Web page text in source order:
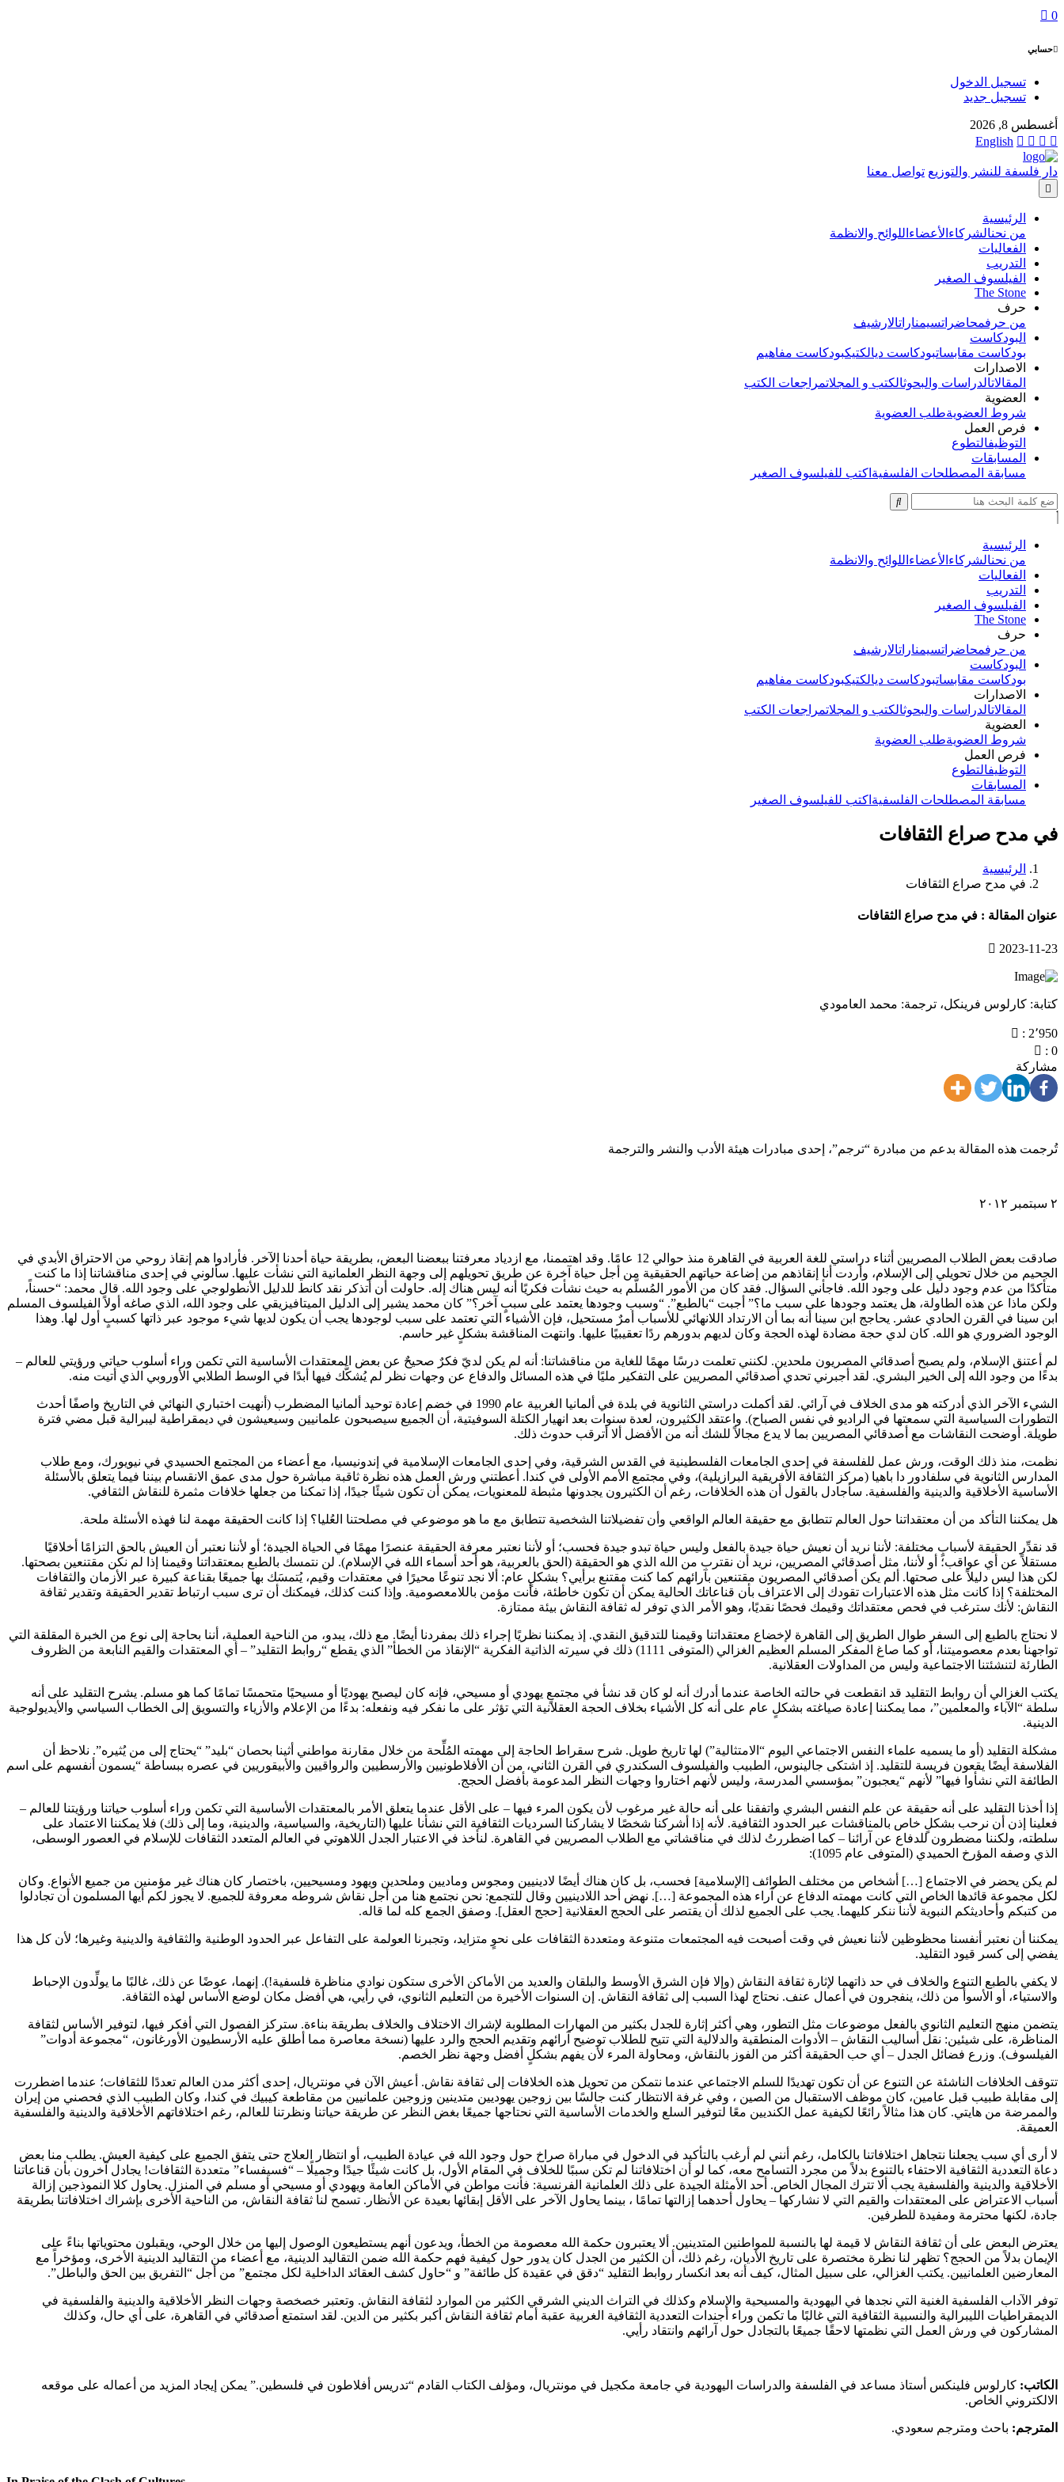
0
حسابي
تسجيل الدخول
تسجيل جديد
أغسطس 8, 2026
English
دار فلسفة للنشر والتوزيع تواصل معنا
الرئيسية
من نحنالشركاء الأعضاء اللوائح والانظمة
الفعاليات
التدريب
الفيلسوف الصغير
The Stone
حرف
من حرفمحاضراتسيمناراتالارشيف
البودكاست
بودكاست مقابساتبودكاست ديالكتيكبودكاست مفاهيم
الاصدارات
المقالاتالدراسات والبحوثالكتب و المجلاتمراجعات الكتب
العضوية
شروط العضويةطلب العضوية
فرص العمل
التوظيفالتطوع
المسابقات
مسابقة المصطلحات الفلسفية اكتب للفيلسوف الصغير
الرئيسية
من نحنالشركاء الأعضاء اللوائح والانظمة
الفعاليات
التدريب
الفيلسوف الصغير
The Stone
حرف
من حرفمحاضراتسيمناراتالارشيف
البودكاست
بودكاست مقابساتبودكاست ديالكتيكبودكاست مفاهيم
الاصدارات
المقالاتالدراسات والبحوثالكتب و المجلاتمراجعات الكتب
العضوية
شروط العضويةطلب العضوية
فرص العمل
التوظيفالتطوع
المسابقات
مسابقة المصطلحات الفلسفية اكتب للفيلسوف الصغير
في مدح صراع الثقافات
الرئيسية
في مدح صراع الثقافات
عنوان المقالة : في مدح صراع الثقافات
2023-11-23
كتابة: كارلوس فرينكل، ترجمة: محمد العامودي
: 2٬950
: 0
مشاركة
تُرجمت هذه المقالة بدعم من مبادرة “ترجم”، إحدى مبادرات هيئة الأدب والنشر والترجمة
٢ سبتمبر ٢٠١٢
صادقت بعض الطلاب المصريين أثناء دراستي للغة العربية في القاهرة منذ حوالي 12 عامًا. وقد اهتممنا، مع ازدياد معرفتنا ببعضنا البعض، بطريقة حياة أحدنا الآخر. فأرادوا هم إنقاذ روحي من الاحتراق الأبدي في
الجحيم من خلال تحويلي إلى الإسلام، وأردت أنا إنقاذهم من إضاعة حياتهم الحقيقية من أجل حياة آخرة عن طريق تحويلهم إلى وجهة النظر العلمانية التي نشأت عليها. سألوني في إحدى مناقشاتنا إذا ما كنت
متأكدًا من عدم وجود دليل على وجود الله. فاجأني السؤال. فقد كان من الأمور المُسلَّم به حيث نشأت فكريًا أنه ليس هناك إله. حاولت أن أتذكر نقد كانط للدليل الأنطولوجي على وجود الله. قال محمد: “حسناً،
ولكن ماذا عن هذه الطاولة، هل يعتمد وجودها على سبب ما؟” أجبت “بالطبع”. “وسبب وجودها يعتمد على سببٍ آخر؟” كان محمد يشير إلى الدليل الميتافيزيقي على وجود الله، الذي صاغه أولاً الفيلسوف المسلم
ابن سينا في القرن الحادي عشر. يحاجج ابن سينا أنه بما أن الارتداد اللانهائي للأسباب أمرٌ مستحيل، فإن الأشياء التي تعتمد على سبب لوجودها يجب أن يكون لديها شيء موجود عبر ذاتها كسببٍ أول لها. وهذا
الوجود الضروري هو الله. كان لدي حجة مضادة لهذه الحجة وكان لديهم بدورهم ردًا تعقيبيًا عليها. وانتهت المناقشة بشكلٍ غير حاسم.
لم أعتنق الإسلام، ولم يصبح أصدقائي المصريون ملحدين. لكنني تعلمت درسًا مهمًا للغاية من مناقشاتنا: أنه لم يكن لديّ فكرٌ صحيحٌ عن بعض المعتقدات الأساسية التي تكمن وراء أسلوب حياتي ورؤيتي للعالم –
بدءًا من وجود الله إلى الخير البشري. لقد أجبرني تحدي أصدقائي المصريين على التفكير مليًا في هذه المسائل والدفاع عن وجهات نظر لم يُشكَّك فيها أبدًا في الوسط الطلابي الأوروبي الذي أتيت منه.
الشيء الآخر الذي أدركته هو مدى الخلاف في آرائي. لقد أكملت دراستي الثانوية في بلدة في ألمانيا الغربية عام 1990 في خضم إعادة توحيد ألمانيا المضطرب (أنهيت اختباري النهائي في التاريخ واصفًا أحدث
التطورات السياسية التي سمعتها في الراديو في نفس الصباح). واعتقد الكثيرون، لعدة سنوات بعد انهيار الكتلة السوفيتية، أن الجميع سيصبحون علمانيين وسيعيشون في ديمقراطية ليبرالية قبل مضي فترة
طويلة. أوضحت النقاشات مع أصدقائي المصريين بما لا يدع مجالاً للشك أنه من الأفضل ألا أترقب حدوث ذلك.
نظمت، منذ ذلك الوقت، ورش عمل للفلسفة في إحدى الجامعات الفلسطينية في القدس الشرقية، وفي إحدى الجامعات الإسلامية في إندونيسيا، مع أعضاء من المجتمع الحسيدي في نيويورك، ومع طلاب
المدارس الثانوية في سلفادور دا باهيا (مركز الثقافة الأفريقية البرازيلية)، وفي مجتمع الأمم الأولى في كندا. أعطتني ورش العمل هذه نظرة ثاقبة مباشرة حول مدى عمق الانقسام بيننا فيما يتعلق بالأسئلة
الأساسية الأخلاقية والدينية والفلسفية. سأجادل بالقول أن هذه الخلافات، رغم أن الكثيرون يجدونها مثبطة للمعنويات، يمكن أن تكون شيئًا جيدًا، إذا تمكنا من جعلها خلافات مثمرة للنقاش الثقافي.
هل يمكننا التأكد من أن معتقداتنا حول العالم تتطابق مع حقيقة العالم الواقعي وأن تفضيلاتنا الشخصية تتطابق مع ما هو موضوعي في مصلحتنا العُليا؟ إذا كانت الحقيقة مهمة لنا فهذه الأسئلة ملحة.
قد نقدِّر الحقيقة لأسبابٍ مختلفة: لأننا نريد أن نعيش حياة جيدة بالفعل وليس حياة تبدو جيدة فحسب؛ أو لأننا نعتبر معرفة الحقيقة عنصرًا مهمًا في الحياة الجيدة؛ أو لأننا نعتبر أن العيش بالحق التزامًا أخلاقيًا
مستقلاً عن أي عواقب؛ أو لأننا، مثل أصدقائي المصريين، نريد أن نقترب من الله الذي هو الحقيقة (الحق بالعربية، هو أحد أسماء الله في الإسلام). لن نتمسك بالطبع بمعتقداتنا وقيمنا إذا لم نكن مقتنعين بصحتها.
لكن هذا ليس دليلاً على صحتها. ألم يكن أصدقائي المصريون مقتنعين بآرائهم كما كنت مقتنع برأيي؟ بشكلٍ عام: ألا نجد تنوعًا محيرًا في معتقدات وقيم، يُتمسَك بها جميعًا بقناعة كبيرة عبر الأزمان والثقافات
المختلفة؟ إذا كانت مثل هذه الاعتبارات تقودك إلى الاعتراف بأن قناعاتك الحالية يمكن أن تكون خاطئة، فأنت مؤمن باللامعصومية. وإذا كنت كذلك، فيمكنك أن ترى سبب ارتباط تقدير الحقيقة وتقدير ثقافة
النقاش: لأنك سترغب في فحص معتقداتك وقيمك فحصًا نقديًا، وهو الأمر الذي توفر له ثقافة النقاش بيئة ممتازة.
لا نحتاج بالطبع إلى السفر طوال الطريق إلى القاهرة لإخضاع معتقداتنا وقيمنا للتدقيق النقدي. إذ يمكننا نظريًا إجراء ذلك بمفردنا أيضًا. مع ذلك، يبدو، من الناحية العملية، أننا بحاجة إلى نوع من الخبرة المقلقة التي
تواجهنا بعدم معصوميتنا، أو كما صاغ المفكر المسلم العظيم الغزالي (المتوفى 1111) ذلك في سيرته الذاتية الفكرية “الإنقاذ من الخطأ” الذي يقطع “روابط التقليد” – أي المعتقدات والقيم النابعة من الظروف
الطارئة لتنشئتنا الاجتماعية وليس من المداولات العقلانية.
يكتب الغزالي أن روابط التقليد قد انقطعت في حالته الخاصة عندما أدرك أنه لو كان قد نشأ في مجتمعٍ يهودي أو مسيحي، فإنه كان ليصبح يهوديًا أو مسيحيًا متحمسًا تمامًا كما هو مسلم. يشرح التقليد على أنه
سلطة “الآباء والمعلمين”، مما يمكننا إعادة صياغته بشكلٍ عام على أنه كل الأشياء بخلاف الحجة العقلانية التي تؤثر على ما نفكر فيه ونفعله: بدءًا من الإعلام والأزياء والتسويق إلى الخطاب السياسي والأيديولوجية
الدينية.
مشكلة التقليد (أو ما يسميه علماء النفس الاجتماعي اليوم “الامتثالية”) لها تاريخ طويل. شرح سقراط الحاجة إلى مهمته المُلِّحة من خلال مقارنة مواطني أثينا بحصان “بليد” “يحتاج إلى من يُثيره”. نلاحظ أن
الفلاسفة أيضًا يقعون فريسة للتقليد. إذ اشتكى جالينوس، الطبيب والفيلسوف السكندري في القرن الثاني، من أن الأفلاطونيين والأرسطيين والرواقيين والأبيقوريين في عصره ببساطة “يسمون أنفسهم على اسم
الطائفة التي نشأوا فيها” لأنهم “يعجبون” بمؤسسي المدرسة، وليس لأنهم اختاروا وجهات النظر المدعومة بأفضل الحجج.
إذا أخذنا التقليد على أنه حقيقة عن علم النفس البشري واتفقنا على أنه حالة غير مرغوب لأن يكون المرء فيها – على الأقل عندما يتعلق الأمر بالمعتقدات الأساسية التي تكمن وراء أسلوب حياتنا ورؤيتنا للعالم –
فعلينا إذن أن نرحب بشكلٍ خاص بالمناقشات عبر الحدود الثقافية. لأنه إذا أشركنا شخصًا لا يشاركنا السرديات الثقافية التي نشأنا عليها (التاريخية، والسياسية، والدينية، وما إلى ذلك) فلا يمكننا الاعتماد على
سلطته، ولكننا مضطرون للدفاع عن آرائنا – كما اضطررتُ لذلك في مناقشاتي مع الطلاب المصريين في القاهرة. لنأخذ في الاعتبار الجدل اللاهوتي في العالم المتعدد الثقافات للإسلام في العصور الوسطى،
الذي وصفه المؤرخ الحميدي (المتوفى عام 1095):
لم يكن يحضر في الاجتماع […] أشخاص من مختلف الطوائف [الإسلامية] فحسب، بل كان هناك أيضًا لادينيين ومجوس وماديين وملحدين ويهود ومسيحيين، باختصار كان هناك غير مؤمنين من جميع الأنواع. وكان
لكل مجموعة قائدها الخاص التي كانت مهمته الدفاع عن آراء هذه المجموعة […]. نهض أحد اللادينيين وقال للتجمع: نحن نجتمع هنا من أجل نقاش شروطه معروفة للجميع. لا يجوز لكم أيها المسلمون أن تجادلوا
من كتبكم وأحاديثكم النبوية لأننا ننكر كليهما. يجب على الجميع لذلك أن يقتصر على الحجج العقلانية [حجج العقل]. وصفق الجمع كله لما قاله.
يمكننا أن نعتبر أنفسنا محظوظين لأننا نعيش في وقت أصبحت فيه المجتمعات متنوعة ومتعددة الثقافات على نحوٍ متزايد، وتجبرنا العولمة على التفاعل عبر الحدود الوطنية والثقافية والدينية وغيرها؛ لأن كل هذا
يفضي إلى كسر قيود التقليد.
لا يكفي بالطبع التنوع والخلاف في حد ذاتهما لإثارة ثقافة النقاش (وإلا فإن الشرق الأوسط والبلقان والعديد من الأماكن الأخرى ستكون نوادي مناظرة فلسفية!). إنهما، عوضًا عن ذلك، غالبًا ما يولِّدون الإحباط
والاستياء، أو الأسوأ من ذلك، ينفجرون في أعمال عنف. نحتاج لهذا السبب إلى ثقافة النقاش. إن السنوات الأخيرة من التعليم الثانوي، في رأيي، هي أفضل مكان لوضع الأساس لهذه الثقافة.
يتضمن منهج التعليم الثانوي بالفعل موضوعات مثل التطور، وهي أكثر إثارة للجدل بكثير من المهارات المطلوبة لإشراك الاختلاف والخلاف بطريقة بناءة. ستركز الفصول التي أفكر فيها، لتوفير الأساس لثقافة
المناظرة، على شيئين: نقل أساليب النقاش – الأدوات المنطقية والدلالية التي تتيح للطلاب توضيح آرائهم وتقديم الحجج والرد عليها (نسخة معاصرة مما أطلق عليه الأرسطيون الأورغانون، “مجموعة أدوات”
الفيلسوف). وزرع فضائل الجدل – أي حب الحقيقة أكثر من الفوز بالنقاش، ومحاولة المرء لأن يفهم بشكلٍ أفضل وجهة نظر الخصم.
تتوقف الخلافات الناشئة عن التنوع عن أن تكون تهديدًا للسلم الاجتماعي عندما نتمكن من تحويل هذه الخلافات إلى ثقافة نقاش. أعيش الآن في مونتريال، إحدى أكثر مدن العالم تعددًا للثقافات؛ عندما اضطررت
إلى مقابلة طبيب قبل عامين، كان موظف الاستقبال من الصين ، وفي غرفة الانتظار كنت جالسًا بين زوجين يهوديين متدينين وزوجين علمانيين من مقاطعة كيبيك في كندا، وكان الطبيب الذي فحصني من إيران
والممرضة من هايتي. كان هذا مثالاً رائعًا لكيفية عمل الكنديين معًا لتوفير السلع والخدمات الأساسية التي نحتاجها جميعًا بغض النظر عن طريقة حياتنا ونظرتنا للعالم، رغم اختلافاتهم الأخلاقية والدينية والفلسفية
العميقة.
لا أرى أي سبب يجعلنا نتجاهل اختلافاتنا بالكامل، رغم أنني لم أرغب بالتأكيد في الدخول في مباراة صراخ حول وجود الله في عيادة الطبيب، أو انتظار العلاج حتى يتفق الجميع على كيفية العيش. يطلب منا بعض
دعاة التعددية الثقافية الاحتفاء بالتنوع بدلاً من مجرد التسامح معه، كما لو أن اختلافاتنا لم تكن سببًا للخلاف في المقام الأول، بل كانت شيئًا جيدًا وجميلًا – “فسيفساء” متعددة الثقافات! يجادل آخرون بأن قناعاتنا
الأخلاقية والدينية والفلسفية يجب ألا تترك المجال الخاص. أحد الأمثلة الجيدة على ذلك العلمانية الفرنسية: فأنت مواطن في الأماكن العامة ويهودي أو مسيحي أو مسلم في المنزل. يحاول كلا النموذجين إزالة
أسباب الاعتراض على المعتقدات والقيم التي لا نشاركها – يحاول أحدهما إزالتها تمامًا ، بينما يحاول الآخر على الأقل إبقائها بعيدة عن الأنظار. تسمح لنا ثقافة النقاش، من الناحية الأخرى بإشراك اختلافاتنا بطريقة
جادة، لكنها محترمة ومفيدة للطرفين.
يعترض البعض على أن ثقافة النقاش لا قيمة لها بالنسبة للمواطنين المتدينين. ألا يعتبرون حكمة الله معصومة من الخطأ، ويدعون أنهم يستطيعون الوصول إليها من خلال الوحي، ويقبلون محتوياتها بناءً على
الإيمان بدلاً من الحجج؟ تظهر لنا نظرة مختصرة على تاريخ الأديان، رغم ذلك، أن الكثير من الجدل كان يدور حول كيفية فهم حكمة الله ضمن التقاليد الدينية، مع أعضاء من التقاليد الدينية الأخرى، ومؤخراً مع
المعارضين العلمانيين. يكتب الغزالي، على سبيل المثال، كيف أنه بعد انكسار روابط التقليد “دقق في عقيدة كل طائفة” و “حاول كشف العقائد الداخلية لكل مجتمع” من أجل “التفريق بين الحق والباطل”.
توفر الآداب الفلسفية الغنية التي نجدها في اليهودية والمسيحية والإسلام وكذلك في التراث الديني الشرقي الكثير من الموارد لثقافة النقاش. وتعتبر خصخصة وجهات النظر الأخلاقية والدينية والفلسفية في
الديمقراطيات الليبرالية والنسبية الثقافية التي غالبًا ما تكمن وراء أجندات التعددية الثقافية الغربية عقبة أمام ثقافة النقاش أكبر بكثير من الدين. لقد استمتع أصدقائي في القاهرة، على أي حال، وكذلك
المشاركون في ورش العمل التي نظمتها لاحقًا جميعًا بالتجادل حول آرائهم وانتقاد رأيي.
الكاتب: كارلوس فلينكس أستاذ مساعد في الفلسفة والدراسات اليهودية في جامعة مكجيل في مونتريال، ومؤلف الكتاب القادم “تدريس أفلاطون في فلسطين.” يمكن إيجاد المزيد من أعماله على موقعه
الالكتروني الخاص.
المترجم: باحث ومترجم سعودي.